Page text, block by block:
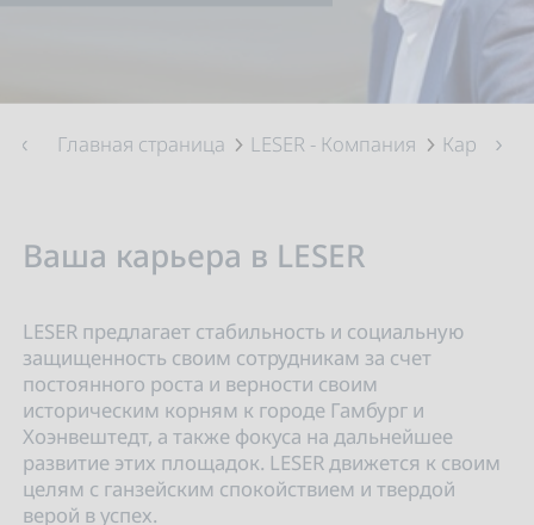
Главная страница LESER - Компания Карьера
Ваша карьера в LESER
LESER предлагает стабильность и социальную
защищенность своим сотрудникам за счет
постоянного роста и верности своим
историческим корням к городе Гамбург и
Хоэнвештедт, а также фокуса на дальнейшее
развитие этих площадок. LESER движется к своим
целям с ганзейским спокойствием и твердой
верой в успех.